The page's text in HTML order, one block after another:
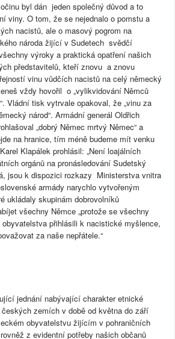
byl dán jeden společný důvod a to
viny. O tom, že se nejednalo o pomstu a
nacistů, ale o masový pogrom na
národa žijící v Sudetech svědčí
výroky a praktická opatření našich
představitelů, kteří znovu a znovu
vinu vůdčích nacistů na celý německý
vždy hovořil o „vylikvidování Němců
Vládní tisk vytrvale opakoval, že „vinu za
národ“. Armádní generál Oldřich
„dobrý Němec mrtvý Němec“ a
na hranice, tím méně budeme mít venku
Klapálek prohlásil: „Není loajálních
orgánů na pronásledování Sudetský
jsou k dispozici rozkazy Ministerstva vnitra
armády narychlo vytvořeným
ukládaly skupinám dobrovolníků
všechny Němce „protože se všechny
přihlásili k nacistické myšlence,
za naše nepřátele.“
jednání nabývající charakter etnické
zemích v době od května do září
obyvatelstvu žijícím v pohraničních
z evidentní potřeby našich občanů